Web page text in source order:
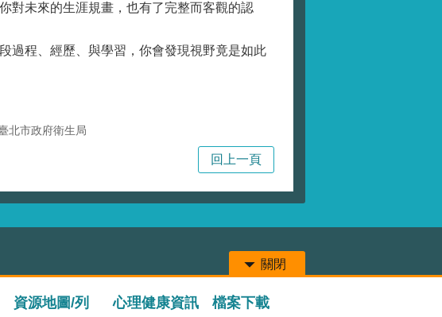
對未來的生涯規畫，也有了完整而客觀的認
程、經歷、與學習，你會發現視野竟是如此
北市政府衛生局
回上一頁
關閉
資源地圖/列
心理健康資訊 檔案下載